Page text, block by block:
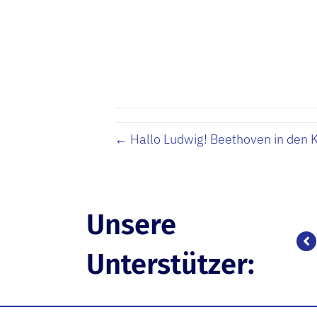
← Hallo Ludwig! Beethoven in den
Unsere
Unterstützer: